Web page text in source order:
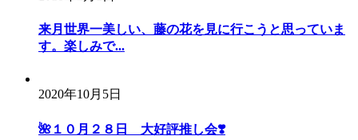
来月世界一美しい、藤の花を見に行こうと思っていま
す。楽しみで...
2020年10月5日
🌺１０月２８日 大好評推し会❣️